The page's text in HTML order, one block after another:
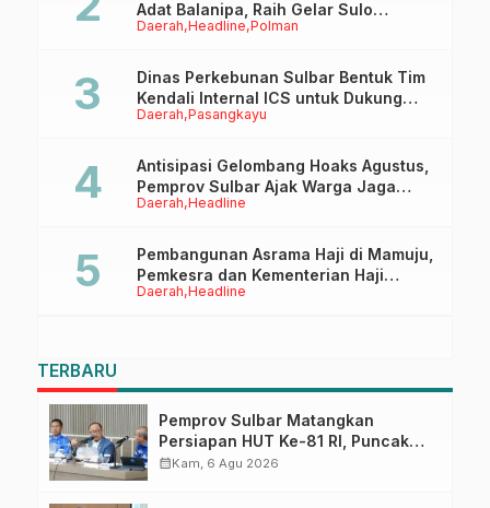
Daerah Headline Polman
Adat Balanipa, Raih Gelar Sulo
Tappidena
Daerah Pasangkayu
Dinas Perkebunan Sulbar Bentuk Tim
Kendali Internal ICS untuk Dukung
Sertifikasi ISPO Pekebun di
Daerah Headline
Antisipasi Gelombang Hoaks Agustus,
Pemprov Sulbar Ajak Warga Jaga
Ruang Digital
Daerah Headline
Pembangunan Asrama Haji di Mamuju,
Pemkesra dan Kementerian Haji
Sulbar Tinjau Lokasi
TERBARU
Pemprov Sulbar Matangkan
Persiapan HUT Ke-81 RI, Puncak
Upacara di Lapangan Ahmad
calendar_monthKam, 6 Agu 2026